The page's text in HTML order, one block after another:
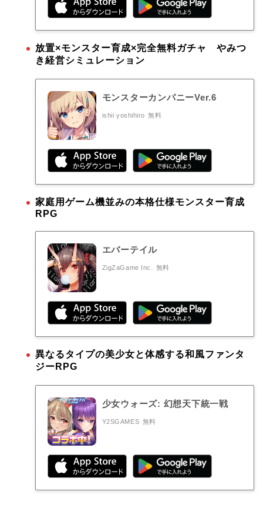
放置×モンスター育成×完全無料ガチャ やみつ
き経営シミュレーション
モンスターカンパニーVer.6
ishii yoshihiro 無料
家庭用ゲーム機並みの本格仕様モンスター育成
RPG
エバーテイル
ZigZaGame Inc. 無料
異なるタイプの美少女と体感する和風ファンタ
ジーRPG
少女ウォーズ: 幻想天下統一戦
Y2SGAMES 無料